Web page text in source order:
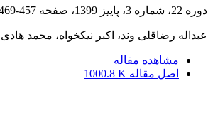
دوره 22، شماره 3، پاییز 1399، صفحه 457-469
عبداله رضاقلی وند، اکبر نیکخواه، محمد
مشاهده مقاله
اصل مقاله 1000.8 K